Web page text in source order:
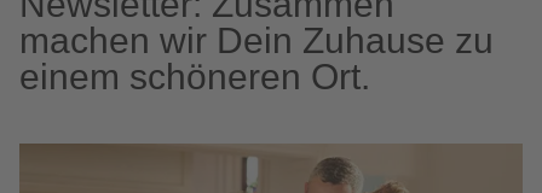
machen wir Dein Zuhause zu
einem schöneren Ort.